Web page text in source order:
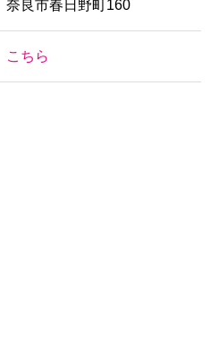
奈良市春日野町160
こちら